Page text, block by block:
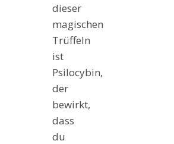
dieser
magischen
Trüffeln
ist
Psilocybin,
der
bewirkt,
dass
du